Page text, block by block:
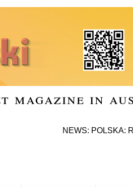
magazine in
NEWS: POLSKA: